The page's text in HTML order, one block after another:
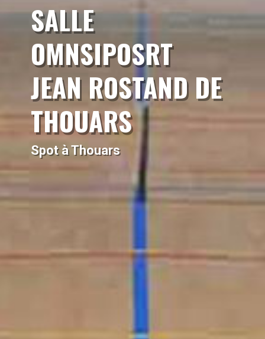
SALLE
OMNSIPOSRT
JEAN ROSTAND DE
THOUARS
Spot à Thouars